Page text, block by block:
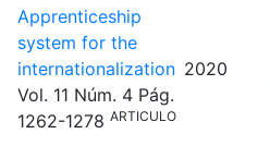
Apprenticeship
system for the
internationalization
Vol. 11 Núm. 4 Pág.
1262-1278 ARTICULO
2020